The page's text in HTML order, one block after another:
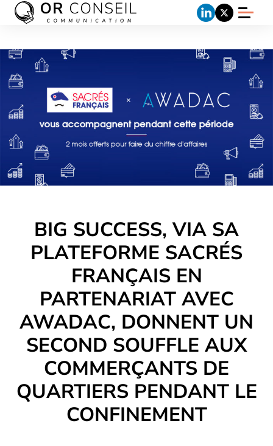
BIG SUCCESS, VIA SA
PLATEFORME SACRÉS
FRANÇAIS EN
PARTENARIAT AVEC
AWADAC, DONNENT UN
SECOND SOUFFLE AUX
COMMERÇANTS DE
QUARTIERS PENDANT LE
CONFINEMENT